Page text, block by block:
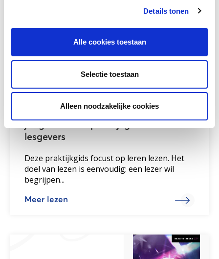
Details tonen
Alle cookies toestaan
Selectie toestaan
Alleen noodzakelijke cookies
laaggeletterde anderstalige
lesgevers
Deze praktijkgids focust op leren lezen. Het
doel van lezen is eenvoudig: een lezer wil
begrijpen...
Meer lezen